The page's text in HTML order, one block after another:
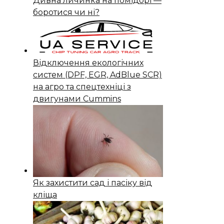
боротися чи ні?
Відключення екологічних
систем (DPF, EGR, AdBlue SCR)
на агро та спецтехніці з
двигунами Cummins
Як захистити сад і пасіку від
кліща